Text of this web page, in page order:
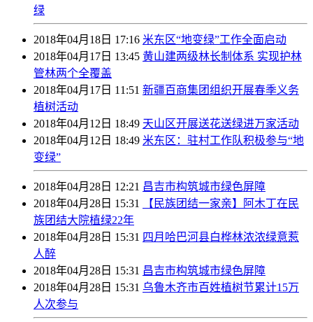
绿
2018年04月18日 17:16 米东区“地变绿”工作全面启动
2018年04月17日 13:45 黄山建两级林长制体系 实现护林
管林两个全覆盖
2018年04月17日 11:51 新疆百商集团组织开展春季义务
植树活动
2018年04月12日 18:49 天山区开展送花送绿进万家活动
2018年04月12日 18:49 米东区：驻村工作队积极参与“地
变绿”
2018年04月28日 12:21 昌吉市构筑城市绿色屏障
2018年04月28日 15:31
【民族团结一家亲】阿木丁在民
族团结大院植绿22年
2018年04月28日 15:31 四月哈巴河县白桦林浓浓绿意惹
人醉
2018年04月28日 15:31 昌吉市构筑城市绿色屏障
2018年04月28日 15:31 乌鲁木齐市百姓植树节累计15万
人次参与